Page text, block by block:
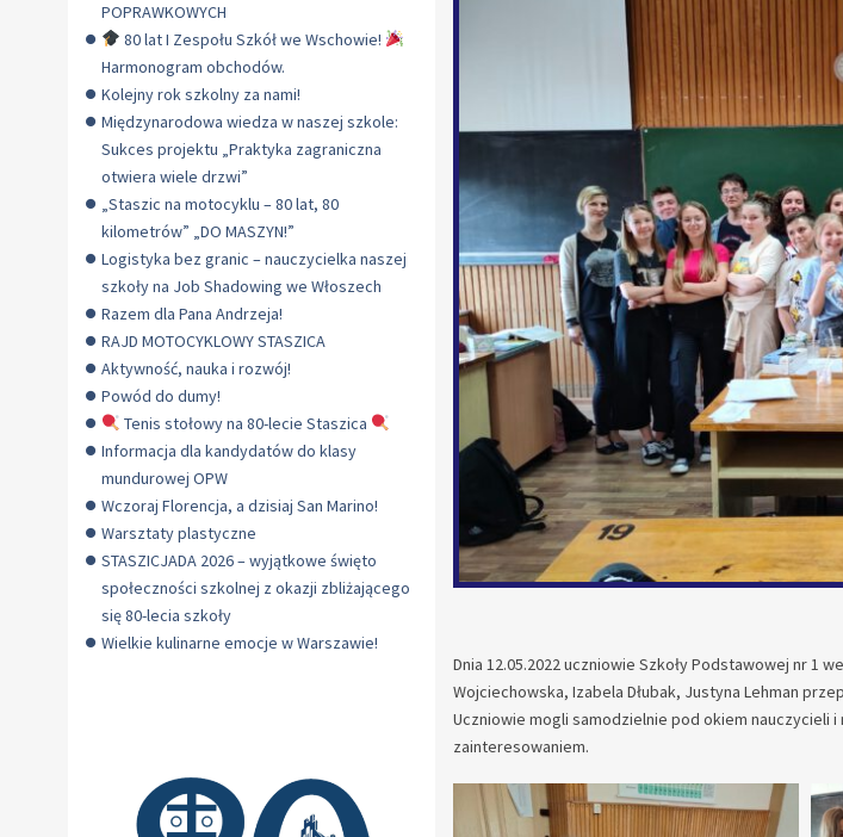
Dnia 12.05.2022 uczniowie Szkoły Podstawowej nr 1
Wojciechowska, Izabela Dłubak, Justyna Lehman
Uczniowie mogli samodzielnie pod okiem nauczycieli
zainteresowaniem.
POPRAWKOWYCH
80 lat I Zespołu Szkół we Wschowie!
Harmonogram obchodów.
Kolejny rok szkolny za nami!
Międzynarodowa wiedza w naszej szkole:
Sukces projektu „Praktyka zagraniczna
otwiera wiele drzwi”
„Staszic na motocyklu – 80 lat, 80
kilometrów” „DO MASZYN!”
Logistyka bez granic – nauczycielka naszej
szkoły na Job Shadowing we Włoszech
Razem dla Pana Andrzeja!
RAJD MOTOCYKLOWY STASZICA
Aktywność, nauka i rozwój!
Powód do dumy!
Tenis stołowy na 80-lecie Staszica
Informacja dla kandydatów do klasy
mundurowej OPW
Wczoraj Florencja, a dzisiaj San Marino!
Warsztaty plastyczne
STASZICJADA 2026 – wyjątkowe święto
społeczności szkolnej z okazji zbliżającego
się 80-lecia szkoły
Wielkie kulinarne emocje w Warszawie!